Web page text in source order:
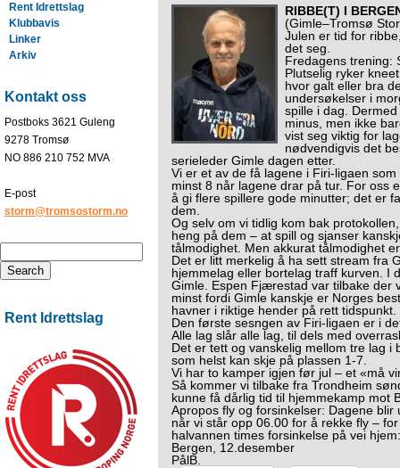
Rent Idrettslag
Klubbavis
Linker
Arkiv
Kontakt oss
Postboks 3621 Guleng
9278 Tromsø
NO 886 210 752 MVA
E-post
storm@tromsostorm.no
Rent Idrettslag
RIBBE(T) I
(Gimle–Tromsø
Julen er tid for
det seg.
Fredagens trening:
Plutselig ryker
hvor galt eller bra
undersøkelser i
spille i dag.
minus, men ikke
vist seg viktig for
nødvendigvis det
serieleder Gimle dagen etter.
Vi er et av de få lagene i Firi-ligaen
minst 8 når lagene drar på tur. For oss
å gi flere spillere gode minutter; det er
dem.
Og selv om vi tidlig kom bak
heng på dem – at spill og sjanser
tålmodighet. Men akkurat tålmodighet
Det er litt merkelig å ha sett stream fra
hjemmelag eller bortelag traff kurven. I
Gimle. Espen Fjærestad var tilbake der
minst fordi Gimle kanskje er Norges
havner i riktige hender på rett tidspunkt.
Den første sesngen av Firi-ligaen er i
Alle lag slår alle lag, til dels med
Det er tett og vanskelig mellom tre lag i
som helst kan skje på plassen 1-7.
Vi har to kamper igjen før jul – et «må
Så kommer vi tilbake fra Trondheim
kunne få dårlig tid til hjemmekamp mot
Apropos fly og forsinkelser: Dagene blir
når vi står opp 06.00 for å rekke fly –
halvannen times forsinkelse på vei
Bergen, 12.desember
PålB.